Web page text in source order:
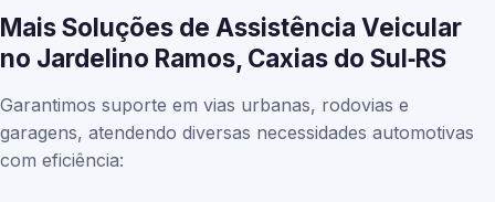
Mais Soluções de Assistência Veicular
no Jardelino Ramos, Caxias do Sul‑RS
Garantimos suporte em vias urbanas, rodovias e
garagens, atendendo diversas necessidades automotivas
com eficiência: